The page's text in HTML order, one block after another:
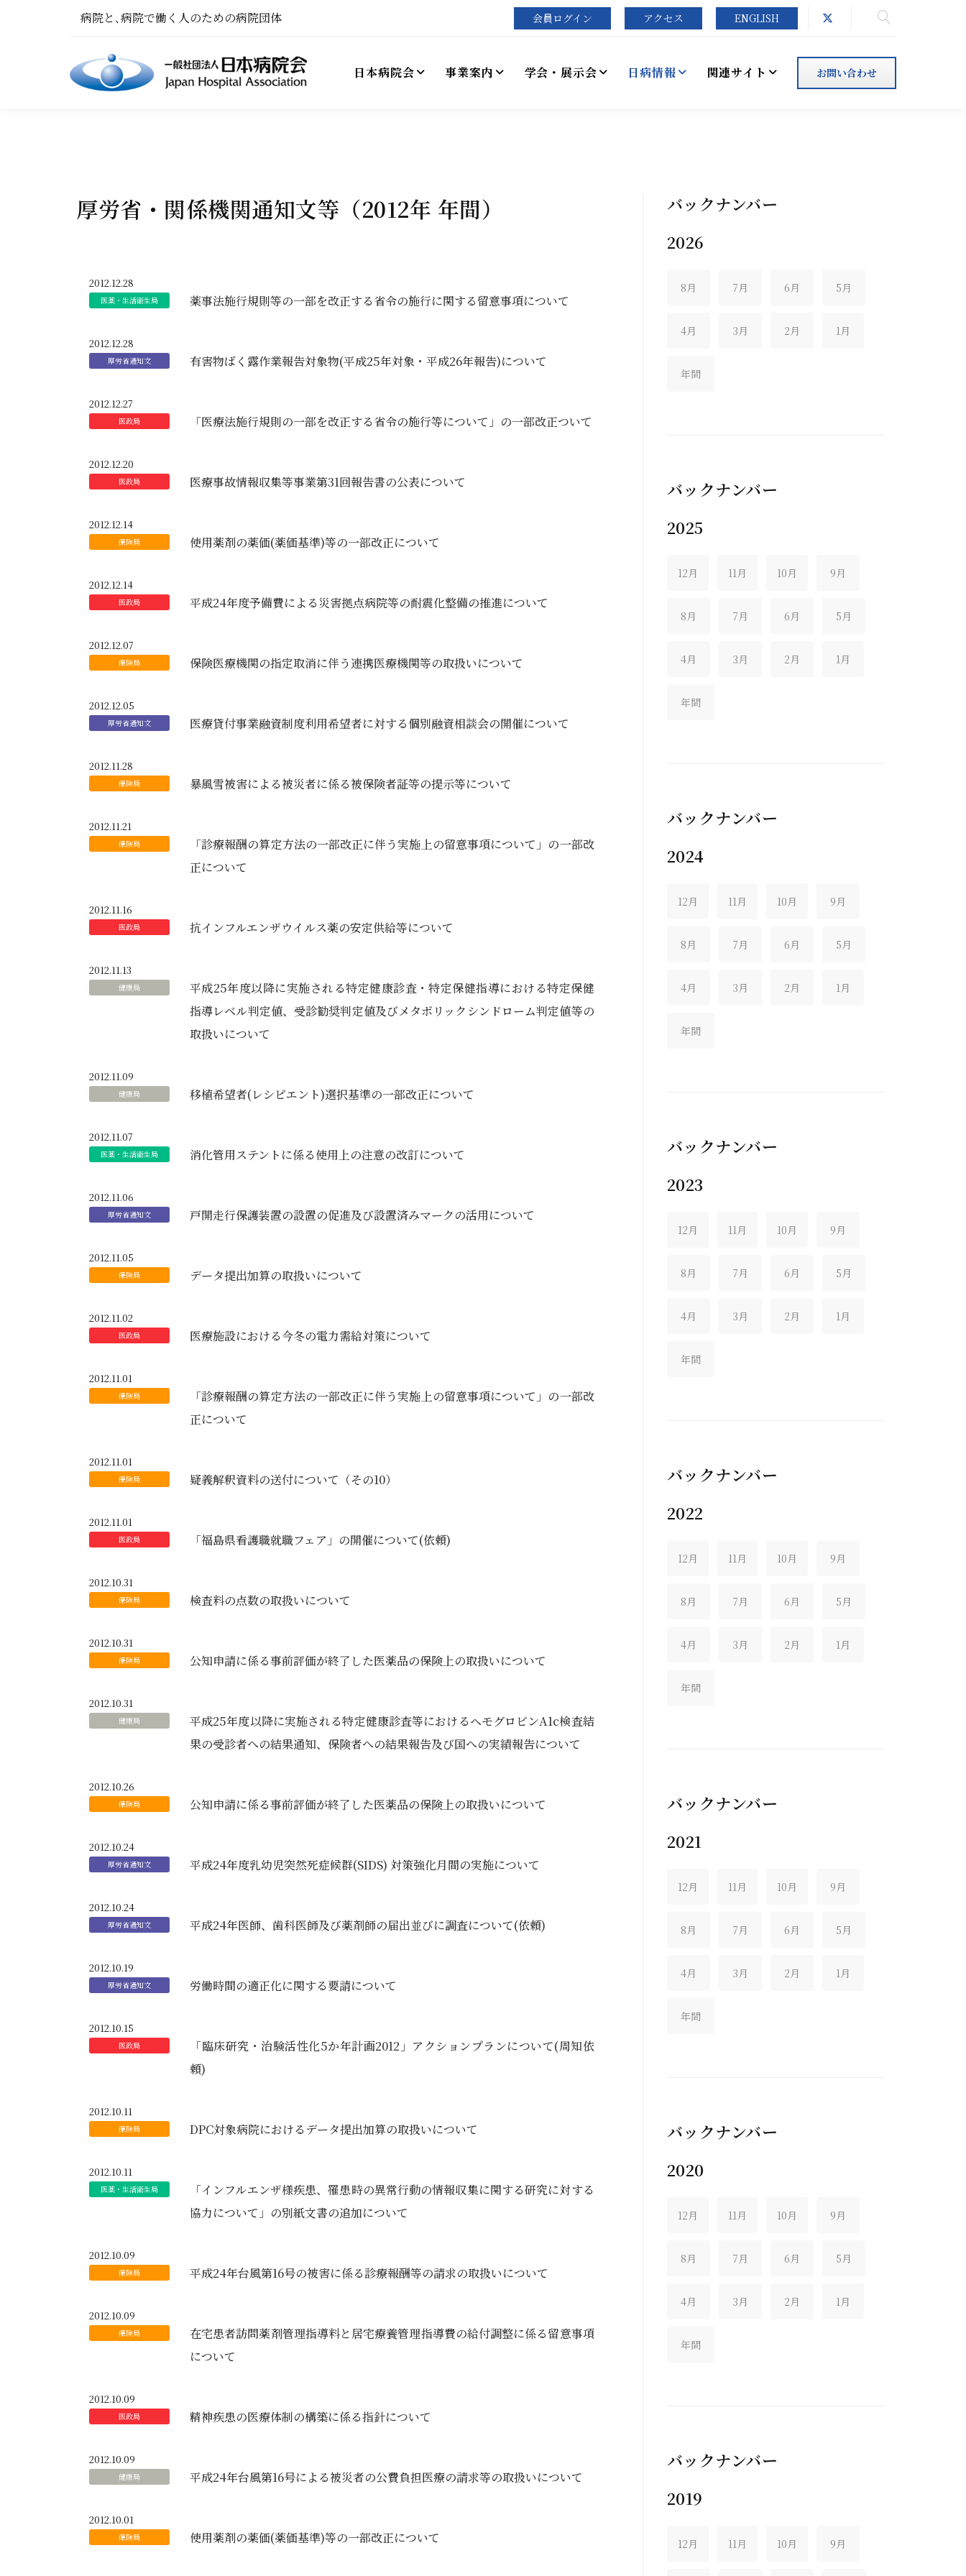
病院と､病院で働く人のための病院団体 会員ログイン アクセス ENGLISH
お問い合わせ
日本病院会 事業案内 学会・展示会 日病情報 関連サイト
厚労省・関係機関通知文等（2012年 年間）
2012.12.28
薬事法施行規則等の一部を改正する省令の施行に関する留意事項について
2012.12.28
有害物ばく露作業報告対象物(平成25年対象・平成26年報告)について
2012.12.27
「医療法施行規則の一部を改正する省令の施行等について」の一部改正ついて
2012.12.20
医療事故情報収集等事業第31回報告書の公表について
2012.12.14
使用薬剤の薬価(薬価基準)等の一部改正について
2012.12.14
平成24年度予備費による災害拠点病院等の耐震化整備の推進について
2012.12.07
保険医療機関の指定取消に伴う連携医療機関等の取扱いについて
2012.12.05
医療貸付事業融資制度利用希望者に対する個別融資相談会の開催について
2012.11.28
暴風雪被害による被災者に係る被保険者証等の提示等について
2012.11.21
「診療報酬の算定方法の一部改正に伴う実施上の留意事項について」の一部改
正について
2012.11.16
抗インフルエンザウイルス薬の安定供給等について
2012.11.13
平成25年度以降に実施される特定健康診査・特定保健指導における特定保健
指導レベル判定値、受診勧奨判定値及びメタボリックシンドローム判定値等の
取扱いについて
2012.11.09
移植希望者(レシピエント)選択基準の一部改正について
2012.11.07
消化管用ステントに係る使用上の注意の改訂について
2012.11.06
戸開走行保護装置の設置の促進及び設置済みマークの活用について
2012.11.05
データ提出加算の取扱いについて
2012.11.02
医療施設における今冬の電力需給対策について
2012.11.01
「診療報酬の算定方法の一部改正に伴う実施上の留意事項について」の一部改
正について
2012.11.01
疑義解釈資料の送付について（その10）
2012.11.01
「福島県看護職就職フェア」の開催について(依頼)
2012.10.31
検査料の点数の取扱いについて
2012.10.31
公知申請に係る事前評価が終了した医薬品の保険上の取扱いについて
2012.10.31
平成25年度以降に実施される特定健康診査等におけるヘモグロビンA1c検査結
果の受診者への結果通知、保険者への結果報告及び国への実績報告について
2012.10.26
公知申請に係る事前評価が終了した医薬品の保険上の取扱いについて
2012.10.24
平成24年度乳幼児突然死症候群(SIDS) 対策強化月間の実施について
2012.10.24
平成24年医師、歯科医師及び薬剤師の届出並びに調査について(依頼)
2012.10.19
労働時間の適正化に関する要請について
2012.10.15
「臨床研究・治験活性化5か年計画2012」アクションプランについて(周知依
頼)
2012.10.11
DPC対象病院におけるデータ提出加算の取扱いについて
2012.10.11
「インフルエンザ様疾患、罹患時の異常行動の情報収集に関する研究に対する
協力について」の別紙文書の追加について
2012.10.09
平成24年台風第16号の被害に係る診療報酬等の請求の取扱いについて
2012.10.09
在宅患者訪問薬剤管理指導料と居宅療養管理指導費の給付調整に係る留意事項
について
2012.10.09
精神疾患の医療体制の構築に係る指針について
2012.10.09
平成24年台風第16号による被災者の公費負担医療の請求等の取扱いについて
2012.10.01
使用薬剤の薬価(薬価基準)等の一部改正について
バックナンバー
2026
8月 7月 6月 5月
4月 3月 2月 1月
年間
バックナンバー
2025
12月 11月 10月 9月
8月 7月 6月 5月
4月 3月 2月 1月
年間
バックナンバー
2024
12月 11月 10月 9月
8月 7月 6月 5月
4月 3月 2月 1月
年間
バックナンバー
2023
12月 11月 10月 9月
8月 7月 6月 5月
4月 3月 2月 1月
年間
バックナンバー
2022
12月 11月 10月 9月
8月 7月 6月 5月
4月 3月 2月 1月
年間
バックナンバー
2021
12月 11月 10月 9月
8月 7月 6月 5月
4月 3月 2月 1月
年間
バックナンバー
2020
12月 11月 10月 9月
8月 7月 6月 5月
4月 3月 2月 1月
年間
バックナンバー
2019
12月 11月 10月 9月